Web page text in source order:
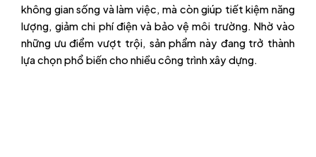
không gian sống và làm việc, mà còn giúp tiết kiệm năng
lượng, giảm chi phí điện và bảo vệ môi trường. Nhờ vào
những ưu điểm vượt trội, sản phẩm này đang trở thành
lựa chọn phổ biến cho nhiều công trình xây dựng.